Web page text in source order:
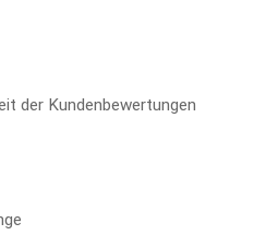
der Kundenbewertungen